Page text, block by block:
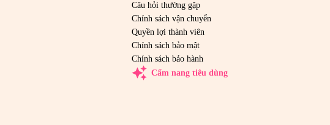
Câu hỏi thường gặp
Chính sách vận chuyển
Quyền lợi thành viên
Chính sách bảo mật
Chính sách bảo hành
auto_awesome Cẩm nang tiêu dùng